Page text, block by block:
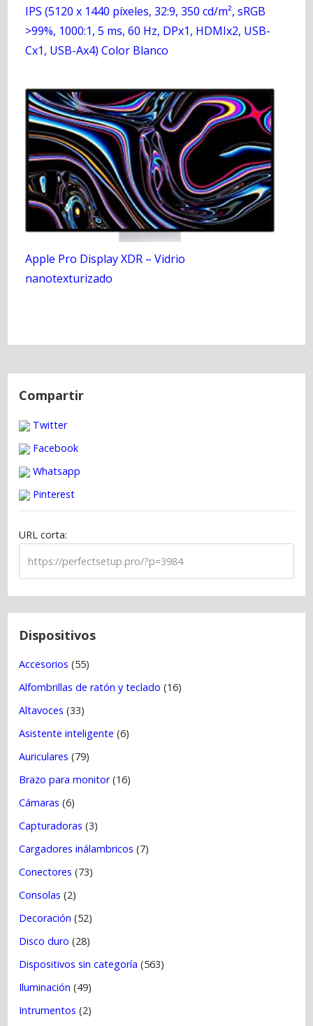
IPS (5120 x 1440 píxeles, 32:9, 350 cd/m², sRGB
>99%, 1000:1, 5 ms, 60 Hz, DPx1, HDMIx2, USB-
Cx1, USB-Ax4) Color Blanco
Apple Pro Display XDR – Vidrio
nanotexturizado
N
e
n
Compartir
Twitter
Facebook
Whatsapp
Pinterest
URL corta:
Dispositivos
Accesorios (55)
Alfombrillas de ratón y teclado (16)
Altavoces (33)
Asistente inteligente (6)
Auriculares (79)
Brazo para monitor(16)
Cámaras (6)
Capturadoras (3)
Cargadores inálambricos (7)
Conectores (73)
Consolas (2)
Decoración (52)
Disco duro (28)
Dispositivos sin categoría (563)
Iluminación (49)
Intrumentos (2)